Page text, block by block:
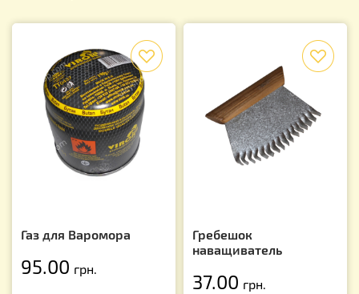
Газ для Варомора
95.00 грн.
Гребешoк
наващиватель
37.00 грн.